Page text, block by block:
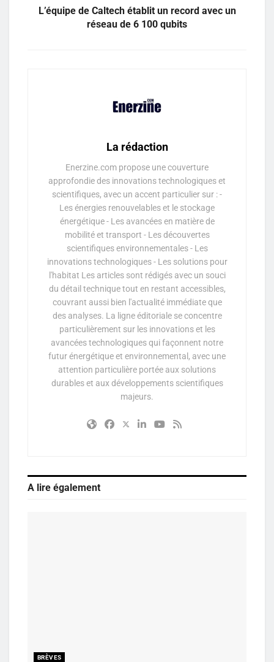
L’équipe de Caltech établit un record avec un
réseau de 6 100 qubits
La rédaction
Enerzine.com propose une couverture
approfondie des innovations technologiques et
scientifiques, avec un accent particulier sur : -
Les énergies renouvelables et le stockage
énergétique - Les avancées en matière de
mobilité et transport - Les découvertes
scientifiques environnementales - Les
innovations technologiques - Les solutions pour
l'habitat Les articles sont rédigés avec un souci
du détail technique tout en restant accessibles,
couvrant aussi bien l'actualité immédiate que
des analyses. La ligne éditoriale se concentre
particulièrement sur les innovations et les
avancées technologiques qui façonnent notre
futur énergétique et environnemental, avec une
attention particulière portée aux solutions
durables et aux développements scientifiques
majeurs.
A lire également
BRÈVES